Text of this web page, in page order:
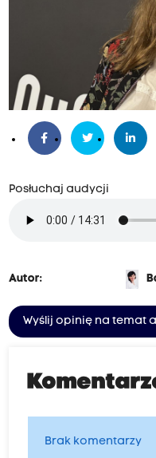
Posłuchaj audycji
Autor:
Wyślij opinię na temat
Brak komentarzy